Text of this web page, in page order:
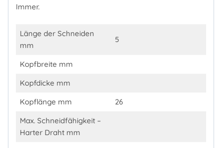
Immer.
Länge der Schneiden
mm
5
Kopfbreite mm
Kopfdicke mm
Kopflänge mm
26
Max. Schneidfähigkeit –
Harter Draht mm